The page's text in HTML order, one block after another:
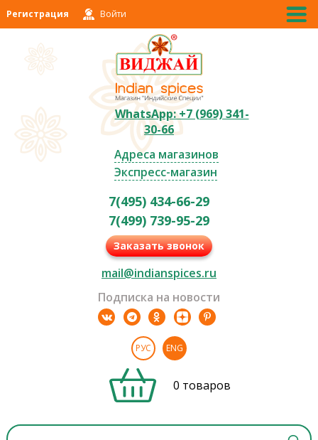
Регистрация Войти
WhatsApp: +7 (969) 341-
30-66
Адреса магазинов
Экспресс-магазин
7(495) 434-66-29
7(499) 739-95-29
Заказать звонок
mail@indianspices.ru
Подписка на новости
РУС ENG
0 товаров